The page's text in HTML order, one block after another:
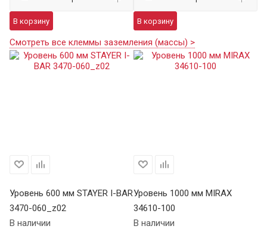
В корзину В корзину
Смотреть все клеммы заземления (массы) >
Уровень 600 мм STAYER I-BAR
3470-060_z02
В наличии
Уровень 1000 мм MIRAX
34610-100
В наличии